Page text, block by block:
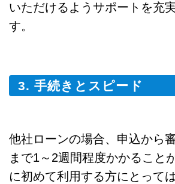
いただけるようサポートを充
す。
3. 手続きとスピード
他社ローンの場合、申込から
まで1～2週間程度かかること
に初めて利用する方にとって